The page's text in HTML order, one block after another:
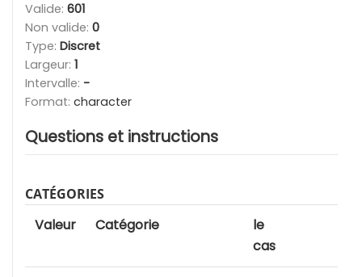
Valide: 601
Non valide: 0
Type: Discret
Largeur: 1
Intervalle: -
Format: character
Questions et instructions
CATÉGORIES
Valeur Catégorie
le
cas